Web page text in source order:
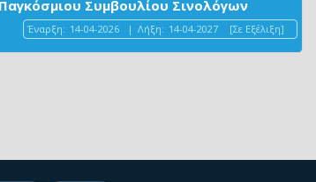
Παγκόσμιου Συμβουλίου Σινολόγων
Έναρξη: 14-04-2026 | Λήξη: 14-04-2027 [Σε Εξέλιξη]